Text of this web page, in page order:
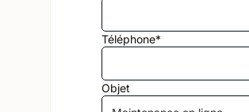
Téléphone*
Objet